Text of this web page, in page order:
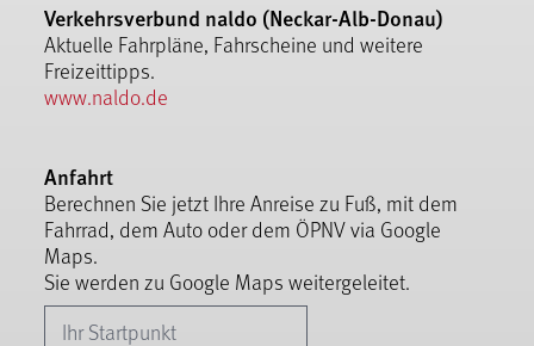
Verkehrsverbund naldo (Neckar-Alb-Donau)
Aktuelle Fahrpläne, Fahrscheine und weitere
Freizeittipps.
www.naldo.de
Anfahrt
Berechnen Sie jetzt Ihre Anreise zu Fuß, mit dem
Fahrrad, dem Auto oder dem ÖPNV via Google
Maps.
Sie werden zu Google Maps weitergeleitet.